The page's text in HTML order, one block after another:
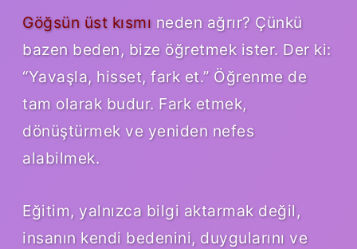
Göğsün üst kısmı neden ağrır? Çünkü
bazen beden, bize öğretmek ister. Der ki:
“Yavaşla, hisset, fark et.” Öğrenme de
tam olarak budur. Fark etmek,
dönüştürmek ve yeniden nefes
alabilmek.
Eğitim, yalnızca bilgi aktarmak değil,
insanın kendi bedenini, duygularını ve